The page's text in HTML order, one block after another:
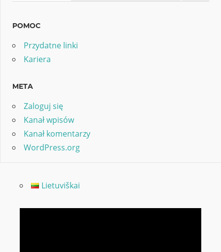
POMOC
Przydatne linki
Kariera
META
Zaloguj się
Kanał wpisów
Kanał komentarzy
WordPress.org
Lietuviškai